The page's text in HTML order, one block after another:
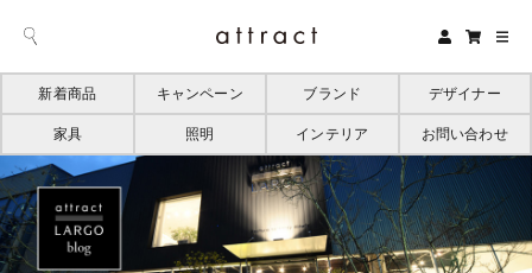
新着商品 キャンペーン ブランド デザイナー
家具 照明 インテリア お問い合わせ